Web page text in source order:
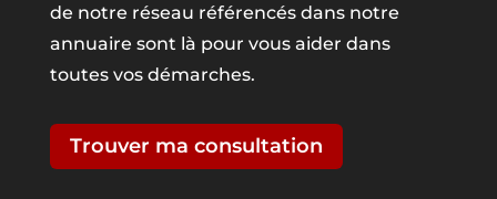
de notre réseau référencés dans notre
annuaire sont là pour vous aider dans
toutes vos démarches.
Trouver ma consultation